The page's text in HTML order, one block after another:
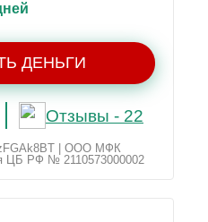
ДЕНЬГИ
Отзывы - 22
| ООО МФК
ЦБ РФ № 2110573000002